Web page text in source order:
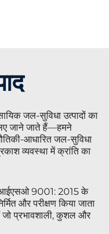
जल-सुविधा उत्पादों का
जाने जाते हैं—हमने
आधारित जल-सुविधा
व्यवस्था में क्रांति का
आईएसओ 9001: 2015 के
और परीक्षण किया जाता
जो प्रभावशाली, कुशल और